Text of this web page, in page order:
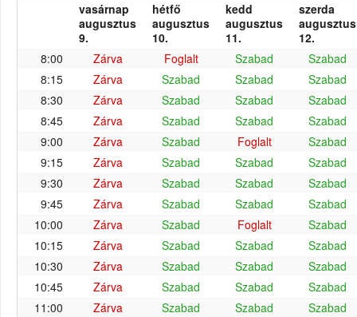
vasárnap
augusztus
9.
hétfő
augusztus
10.
kedd
augusztus
11.
szerda
augusztus
12.
8:00
Zárva Foglalt Szabad
Szabad
8:15
Zárva Szabad Szabad
Szabad
8:30
Zárva Szabad Szabad
Szabad
8:45
Zárva Szabad Szabad
Szabad
9:00
Zárva Szabad Foglalt
Szabad
9:15
Zárva Szabad Szabad
Szabad
9:30
Zárva Szabad Szabad
Szabad
9:45
Zárva Szabad Szabad
Szabad
10:00
Zárva Szabad Foglalt
Szabad
10:15
Zárva Szabad Szabad
Szabad
10:30
Zárva Szabad Szabad
Szabad
10:45
Zárva Szabad Szabad
Szabad
11:00
Zárva Szabad Szabad
Szabad